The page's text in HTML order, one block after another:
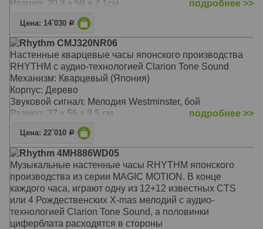
Размер: 20,3 х 59 х 7,1см
подробнее >>
Цена: 14`030 Р
Rhythm CMJ320NR06
Настенные кварцевые часы японского производства
RHYTHM с аудио-технологией Clarion Tone Sound
Механизм: Кварцевый (Япония)
Корпус: Дерево
Звуковой сигнал: Мелодия Westminster, бой
Размер: 37 х 56 х 9,5 см
подробнее >>
Цена: 22`010 Р
Rhythm 4MH886WD05
Музыкальные настенные часы RHYTHM японского
производства из серии MAGIC MOTION. В конце
каждого часа, играют одну из 12+12 известных CTS
или 4 Рождественских X-mas мелодий с аудио-
технологией Clarion Tone Sound, а половинки
циферблата расходятся в стороны